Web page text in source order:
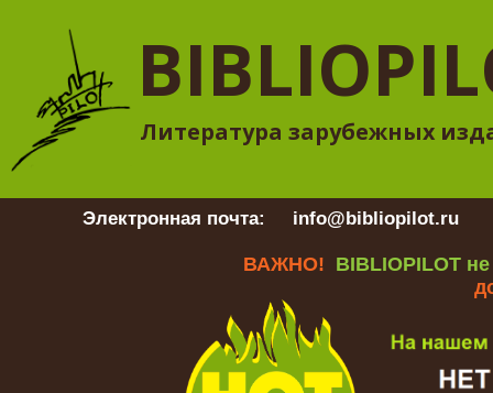
Литература зарубежных
Электронная почта: info@bibliopilot.ru
ВАЖНО! BIBLIOPILOT